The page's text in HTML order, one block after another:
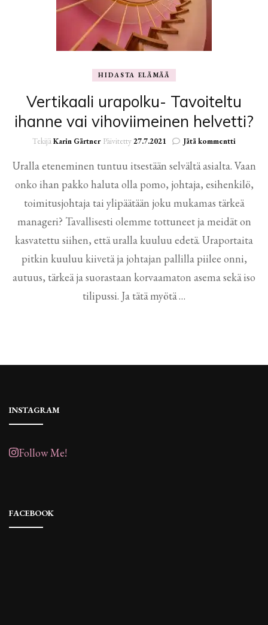
HIDASTA ELÄMÄÄ
Vertikaali urapolku- Tavoiteltu
ihanne vai vihoviimeinen helvetti?
TekijäKarin Gärtner Päivitetty27.7.2021 Jätä kommentti
urapolku-
ihanne
vai
helvetti?
Uralla eteneminen tuntuu itsestään selvältä asialta. Vaan
onko ihan pakko haluta olla pomo, johtaja, esihenkilö,
toimitusjohtaja tai ylipäätään joku mukamas tärkeä
manageri? Tavallisesti olemme tottuneet ja meidät on
kasvatettu siihen, että uralla kuuluu edetä. Uraportaita
pitkin kuuluu kiivetä ja johtajan pallilla piilee onni,
autuus, tärkeä ja suorastaan korvaamaton asema sekä iso
tilipussi. Ja tätä myötä …
INSTAGRAM
Follow Me!
FACEBOOK